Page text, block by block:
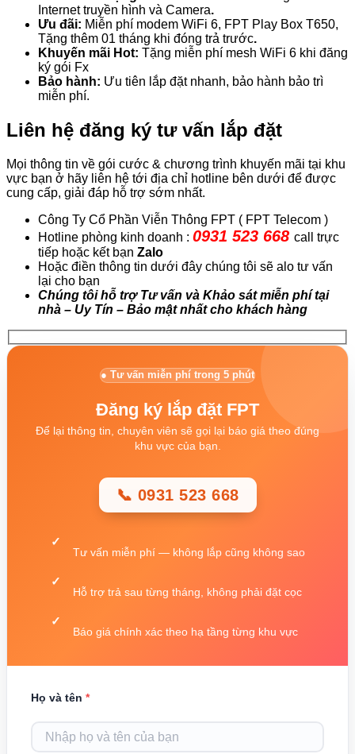
Internet truyền hình và Camera.
Ưu đãi: Miễn phí modem WiFi 6, FPT Play Box T650,
Tặng thêm 01 tháng khi đóng trả trước.
Khuyến mãi Hot: Tặng miễn phí mesh WiFi 6 khi đăng
ký gói Fx
Bảo hành: Ưu tiên lắp đặt nhanh, bảo hành bảo trì
miễn phí.
Liên hệ đăng ký tư vấn lắp đặt
Mọi thông tin về gói cước & chương trình khuyến mãi tại khu
vực bạn ở hãy liên hệ tới địa chỉ hotline bên dưới để được
cung cấp, giải đáp hỗ trợ sớm nhất.
Công Ty Cổ Phần Viễn Thông FPT ( FPT Telecom )
Hotline phòng kinh doanh : 0931 523 668 call trực
tiếp hoặc kết bạn Zalo
Hoặc điền thông tin dưới đây chúng tôi sẽ alo tư vấn
lại cho bạn
Chúng tôi hỗ trợ Tư vấn và Khảo sát miễn phí tại
nhà – Uy Tín – Bảo mật nhất cho khách hàng
● Tư vấn miễn phí trong 5 phút
Đăng ký lắp đặt FPT
Để lại thông tin, chuyên viên sẽ gọi lại báo giá theo đúng
khu vực của bạn.
📞 0931 523 668
Tư vấn miễn phí — không lắp cũng không sao
Hỗ trợ trả sau từng tháng, không phải đặt cọc
Báo giá chính xác theo hạ tầng từng khu vực
Họ và tên *